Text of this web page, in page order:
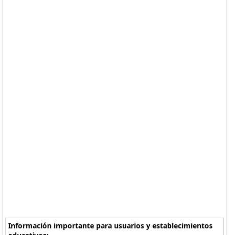
Información importante para usuarios y establecimientos